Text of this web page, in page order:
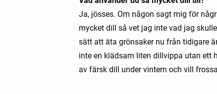
Ja, jösses. Om någon sagt mig för
mycket dill så vet jag inte vad jag
sätt att äta grönsaker nu från tidigare
inte en klädsam liten dillvippa utan ett
av färsk dill under vintern och vill